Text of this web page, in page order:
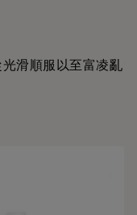
滑順服以至富凌亂